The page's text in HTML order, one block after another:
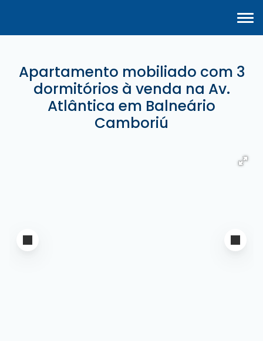
Apartamento mobiliado com 3
dormitórios à venda na Av.
Atlântica em Balneário
Camboriú